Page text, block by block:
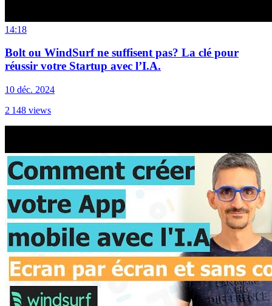
14:18
Bolt ou WindSurf ne suffisent pas? La clé pour
réussir votre Startup avec l’I.A.
10 déc. 2024
2 148 views